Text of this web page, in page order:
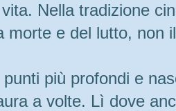
Nella tradizione
morte e del lutto, non
punti più profondi e
a volte. Lì dove